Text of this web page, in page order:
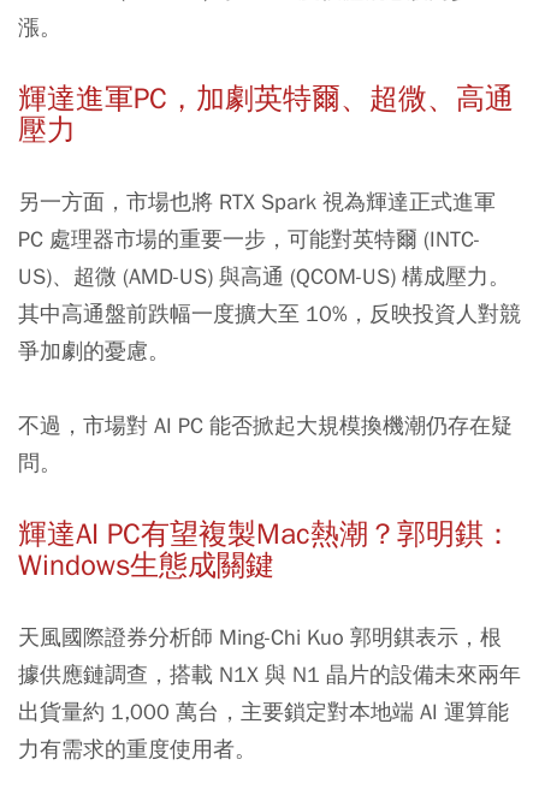
漲。
輝達進軍PC，加劇英特爾、超微、高通
壓力
另一方面，市場也將 RTX Spark 視為輝達正式進軍
PC 處理器市場的重要一步，可能對英特爾 (INTC-
US)、超微 (AMD-US) 與高通 (QCOM-US) 構成壓力。
其中高通盤前跌幅一度擴大至 10%，反映投資人對競
爭加劇的憂慮。
不過，市場對 AI PC 能否掀起大規模換機潮仍存在疑
問。
輝達AI PC有望複製Mac熱潮？郭明錤：
Windows生態成關鍵
天風國際證券分析師 Ming-Chi Kuo 郭明錤表示，根
據供應鏈調查，搭載 N1X 與 N1 晶片的設備未來兩年
出貨量約 1,000 萬台，主要鎖定對本地端 AI 運算能
力有需求的重度使用者。